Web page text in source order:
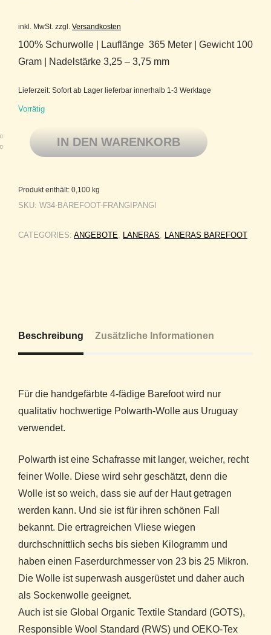
inkl. MwSt. zzgl. Versandkosten
100% Schurwolle | Lauflänge 365 Meter | Gewicht 100
Gram | Nadelstärke 3,25 – 3,75 mm
Lieferzeit: Sofort ab Lager lieferbar innerhalb 1-3 Werktage
Vorrätig
Laneras Barefoot 100% Superwash Uruguayan Polwarth Wolle
IN DEN WARENKORB
Produkt enthält: 0,100 kg
SKU: W34-BAREFOOT-FRANGIPANGI
CATEGORIES: ANGEBOTE LANERAS LANERAS BAREFOOT
Beschreibung Zusätzliche Informationen
Für die handgefärbte 4-fädige Barefoot wird nur
qualitativ hochwertige Polwarth-Wolle aus Uruguay
verwendet.
Polwarth ist eine Schafrasse mit langer, weicher, recht
feiner Wolle. Diese wird sehr geschätzt, denn die
Wolle ist so weich, dass sie auf der Haut getragen
werden kann. Und sie ist für ihren schönen Fall
bekannt. Die ertragreichen Vliese wiegen
durchschnittlich sechs bis sieben Kilogramm und
haben einen Faserdurchmesser von 23 bis 25 Mikron.
Die Wolle ist superwash ausgerüstet und daher auch
als Sockenwolle geeignet.
Auch ist sie Global Organic Textile Standard (GOTS),
Responsible Wool Standard (RWS) und OEKO-Tex